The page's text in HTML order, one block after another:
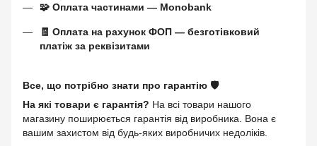
🧩 Оплата частинами — Monobank
🧾 Оплата на рахунок ФОП — безготівковий
платіж за реквізитами
Все, що потрібно знати про гарантію 🛡️
На які товари є гарантія? На всі товари нашого
магазину поширюється гарантія від виробника. Вона є
вашим захистом від будь-яких виробничих недоліків.